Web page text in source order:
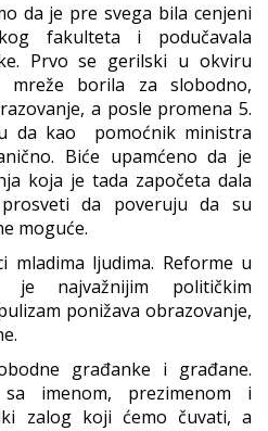
da je pre svega bila cenjeni
fakulteta i podučavala
Prvo se gerilski u okviru
mreže borila za slobodno,
a posle promena 5.
da kao pomoćnik ministra
Biće upamćeno da je
koja je tada započeta dala
da poveruju da su
moguće.
mladima ljudima. Reforme u
je najvažnijim političkim
ponižava obrazovanje,
građanke i građane.
imenom, prezimenom i
zalog koji ćemo čuvati, a